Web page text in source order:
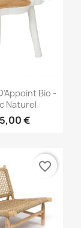
rapide
Bio -
Naturel
€
favorite_border